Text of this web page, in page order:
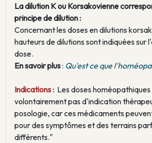
La dilution K ou Korsakovienne
principe de dilution :
Concernant les doses en dilutions
hauteurs de dilutions sont indiquées sur
dose.
En savoir plus: Qu'est ce que
Indications : Les doses
volontairement pas d'indication
posologie, car ces médicaments
pour des symptômes et des terrains
différents."